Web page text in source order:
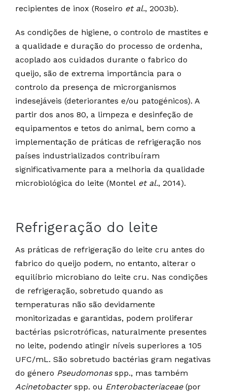
recipientes de inox (Roseiro et al., 2003b).
As condições de higiene, o controlo de mastites e
a qualidade e duração do processo de ordenha,
acoplado aos cuidados durante o fabrico do
queijo, são de extrema importância para o
controlo da presença de microrganismos
indesejáveis (deteriorantes e/ou patogénicos). A
partir dos anos 80, a limpeza e desinfeção de
equipamentos e tetos do animal, bem como a
implementação de práticas de refrigeração nos
países industrializados contribuíram
significativamente para a melhoria da qualidade
microbiológica do leite (Montel et al., 2014).
Refrigeração do leite
As práticas de refrigeração do leite cru antes do
fabrico do queijo podem, no entanto, alterar o
equilíbrio microbiano do leite cru. Nas condições
de refrigeração, sobretudo quando as
temperaturas não são devidamente
monitorizadas e garantidas, podem proliferar
bactérias psicrotróficas, naturalmente presentes
no leite, podendo atingir níveis superiores a 105
UFC/mL. São sobretudo bactérias gram negativas
do género Pseudomonasspp., mas também
Acinetobacter spp. ou Enterobacteriaceae (por